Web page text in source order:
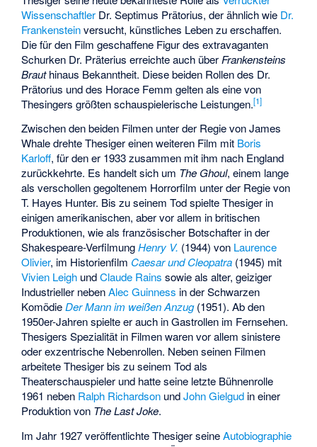
Wissenschaftler Dr. Septimus Prätorius, der ähnlich wie Dr.
Frankensteinversucht, künstliches Leben zu erschaffen.
Die für den Film geschaffene Figur des extravaganten
Schurken Dr. Präterius erreichte auch über Frankensteins
Brauthinaus Bekanntheit. Diese beiden Rollen des Dr.
Prätorius und des Horace Femm gelten als eine von
Thesingers größten schauspielerische Leistungen.[1]
Zwischen den beiden Filmen unter der Regie von James
Whale drehte Thesiger einen weiteren Film mit Boris
Karloff, für den er 1933 zusammen mit ihm nach England
zurückkehrte. Es handelt sich um The Ghoul, einem lange
als verschollen gegoltenem Horrorfilm unter der Regie von
T. Hayes Hunter. Bis zu seinem Tod spielte Thesiger in
einigen amerikanischen, aber vor allem in britischen
Produktionen, wie als französischer Botschafter in der
Shakespeare-VerfilmungHenry V. (1944) von Laurence
Olivier, im Historienfilm Caesar und Cleopatra (1945) mit
Vivien Leigh undClaude Rains sowie als alter, geiziger
Industrieller nebenAlec Guinness in der Schwarzen
KomödieDer Mann im weißen Anzug(1951). Ab den
1950er-Jahren spielte er auch in Gastrollen im Fernsehen.
Thesigers Spezialität in Filmen waren vor allem sinistere
oder exzentrische Nebenrollen. Neben seinen Filmen
arbeitete Thesiger bis zu seinem Tod als
Theaterschauspieler und hatte seine letzte Bühnenrolle
1961 neben Ralph Richardson undJohn Gielgud in einer
Produktion von The Last Joke.
Im Jahr 1927 veröffentlichte Thesiger seineAutobiographie